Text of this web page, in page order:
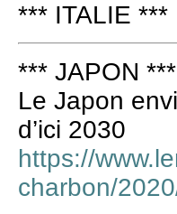
*** ITALIE ***
*** JAPON ***
Le Japon
d’ici 2030
https://
charbon/